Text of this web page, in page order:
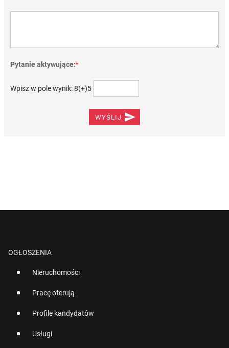
Pytanie aktywujące:*
Wpisz w pole wynik: 8(+)5
WYŚLIJ 
OGŁOSZENIA
Nieruchomości
Pracę oferują
Profile kandydatów
Usługi